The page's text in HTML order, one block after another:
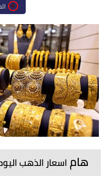
هام اسعار الذهب